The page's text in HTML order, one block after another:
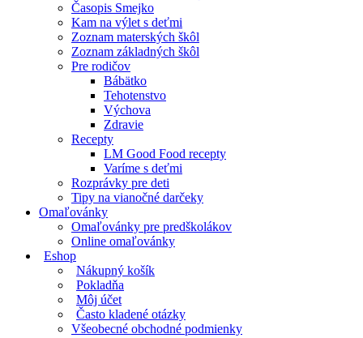
Časopis Smejko
Kam na výlet s deťmi
Zoznam materských škôl
Zoznam základných škôl
Pre rodičov
Bábätko
Tehotenstvo
Výchova
Zdravie
Recepty
LM Good Food recepty
Varíme s deťmi
Rozprávky pre deti
Tipy na vianočné darčeky
Omaľovánky
Omaľovánky pre predškolákov
Online omaľovánky
Eshop
Nákupný košík
Pokladňa
Môj účet
Často kladené otázky
Všeobecné obchodné podmienky